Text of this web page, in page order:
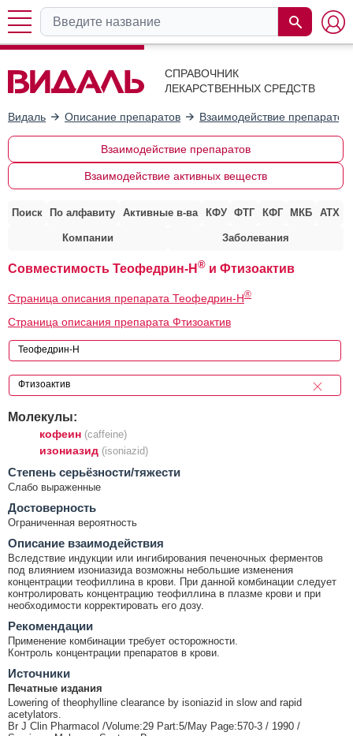
СПРАВОЧНИК
ЛЕКАРСТВЕННЫХ СРЕДСТВ
Видаль Описание препаратов Взаимодействие препаратов
Взаимодействие препаратов
Взаимодействие активных веществ
Поиск По алфавиту Активные в-ва КФУ ФТГ КФГ МКБ АТХ
Компании Заболевания
Совместимость Теофедрин-Н ® и Фтизоактив
Страница описания препарата Теофедрин-Н®
Страница описания препарата Фтизоактив
Молекулы:
кофеин (caffeine)
изониазид (isoniazid)
Cтепень серьёзности/тяжести
Слабо выраженные
Достоверность
Ограниченная вероятность
Описание взаимодействия
Вследствие индукции или ингибирования печеночных ферментов
под влиянием изониазида возможны небольшие изменения
концентрации теофиллина в крови. При данной комбинации следует
контролировать концентрацию теофиллина в плазме крови и при
необходимости корректировать его дозу.
Рекомендации
Применение комбинации требует осторожности.
Контроль концентрации препаратов в крови.
Источники
Печатные издания
Lowering of theophylline clearance by isoniazid in slow and rapid
acetylators.
Br J Clin Pharmacol /Volume:29 Part:5/May Page:570-3 / 1990 /